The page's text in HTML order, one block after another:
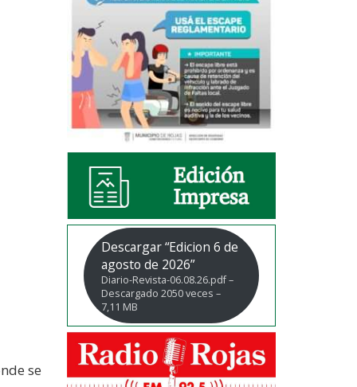
se
Descargar “Edicion 6 de
agosto de 2026”
Diario-Revista-06.08.26.pdf –
Descargado 2050 veces –
7,11 MB